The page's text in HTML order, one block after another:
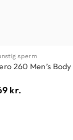
sperm
260 Men’s
kr.